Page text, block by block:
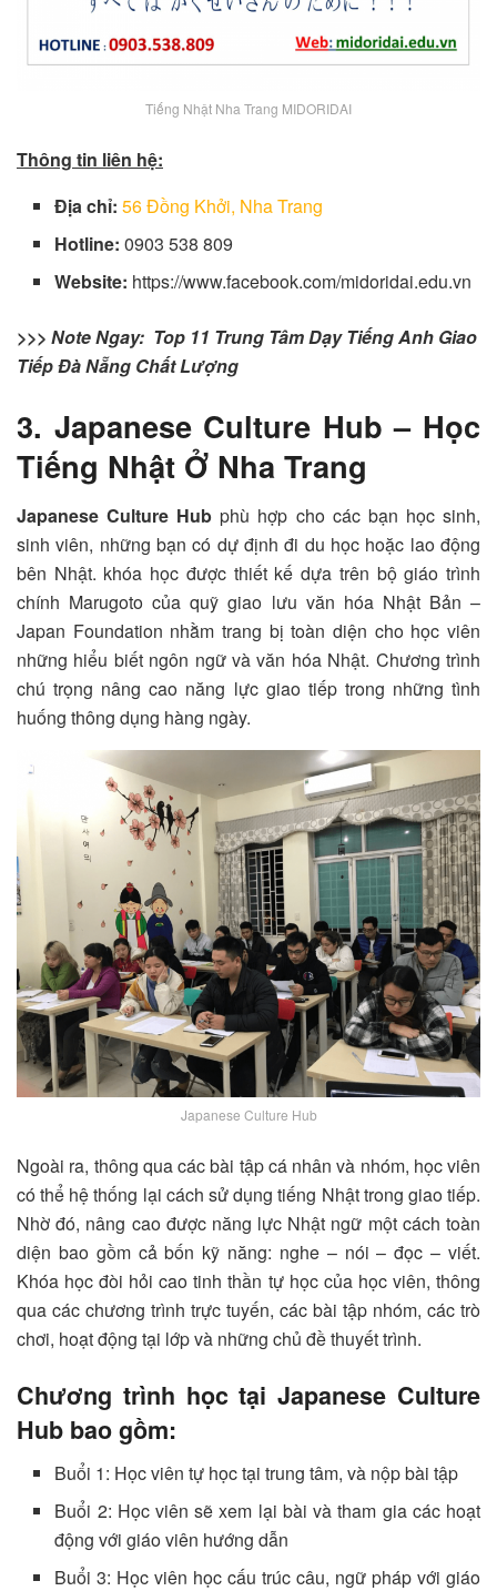
Tiếng Nhật Nha Trang MIDORIDAI
Thông tin liên hệ:
Địa chỉ: 56 Đồng Khởi, Nha Trang
Hotline: 0903 538 809
Website: https://www.facebook.com/midoridai.edu.vn
>>> Note Ngay: Top 11 Trung Tâm Dạy Tiếng Anh Giao
Tiếp Đà Nẵng Chất Lượng
3. Japanese Culture Hub – Học
Tiếng Nhật Ở Nha Trang
Japanese Culture Hub phù hợp cho các bạn học sinh,
sinh viên, những bạn có dự định đi du học hoặc lao động
bên Nhật. khóa học được thiết kế dựa trên bộ giáo trình
chính Marugoto của quỹ giao lưu văn hóa Nhật Bản –
Japan Foundation nhằm trang bị toàn diện cho học viên
những hiểu biết ngôn ngữ và văn hóa Nhật. Chương trình
chú trọng nâng cao năng lực giao tiếp trong những tình
huống thông dụng hàng ngày.
Japanese Culture Hub
Ngoài ra, thông qua các bài tập cá nhân và nhóm, học viên
có thể hệ thống lại cách sử dụng tiếng Nhật trong giao tiếp.
Nhờ đó, nâng cao được năng lực Nhật ngữ một cách toàn
diện bao gồm cả bốn kỹ năng: nghe – nói – đọc – viết.
Khóa học đòi hỏi cao tinh thần tự học của học viên, thông
qua các chương trình trực tuyến, các bài tập nhóm, các trò
chơi, hoạt động tại lớp và những chủ đề thuyết trình.
Chương trình học tại Japanese Culture
Hub bao gồm:
Buổi 1: Học viên tự học tại trung tâm, và nộp bài tập
Buổi 2: Học viên sẽ xem lại bài và tham gia các hoạt
động với giáo viên hướng dẫn
Buổi 3: Học viên học cấu trúc câu, ngữ pháp với giáo